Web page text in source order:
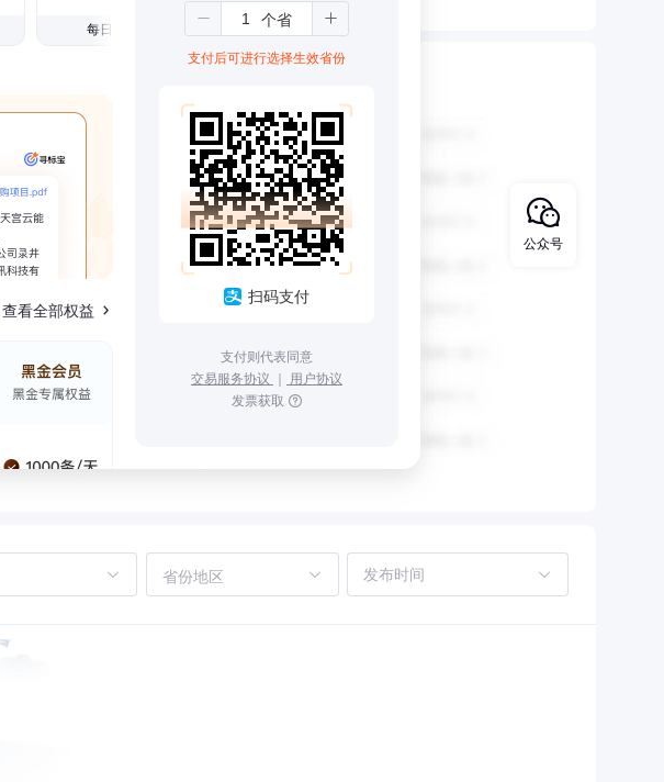
每日仅1.08元
查看全部权益
支付后可进行选择生效省份
扫码支付
支付则代表同意
交易服务协议 ｜ 用户协议
发票获取
省份地区
公众号